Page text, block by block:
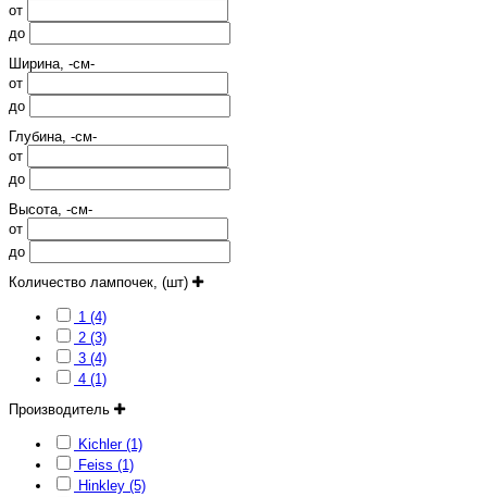
от
до
Ширина, -см-
от
до
Глубина, -см-
от
до
Высота, -см-
от
до
Количество лампочек, (шт)
1 (4)
2 (3)
3 (4)
4 (1)
Производитель
Kichler (1)
Feiss (1)
Hinkley (5)